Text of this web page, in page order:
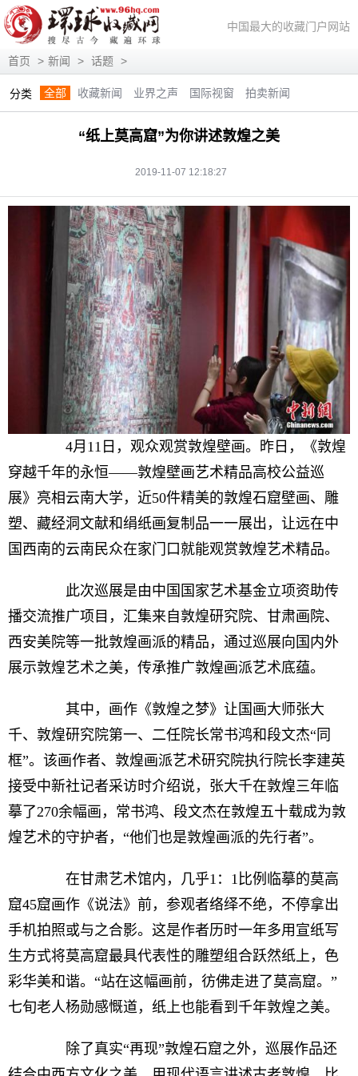
中国最大的收藏门户网站
首页 > 新闻 > 话题 >
分类 全部 收藏新闻 业界之声 国际视窗
拍卖新闻
展会信息
艺术投资 人物访谈 评论观察
视频访谈
藏趣逸闻
艺术评论 快讯 滚动 动态
“纸上莫高窟”为你讲述敦煌之美
2019-11-07 12:18:27
4月11日，观众观赏敦煌壁画。昨日，《敦煌
穿越千年的永恒——敦煌壁画艺术精品高校公益巡
展》亮相云南大学，近50件精美的敦煌石窟壁画、雕
塑、藏经洞文献和绢纸画复制品一一展出，让远在中
国西南的云南民众在家门口就能观赏敦煌艺术精品。
此次巡展是由中国国家艺术基金立项资助传
播交流推广项目，汇集来自敦煌研究院、甘肃画院、
西安美院等一批敦煌画派的精品，通过巡展向国内外
展示敦煌艺术之美，传承推广敦煌画派艺术底蕴。
其中，画作《敦煌之梦》让国画大师张大
千、敦煌研究院第一、二任院长常书鸿和段文杰“同
框”。该画作者、敦煌画派艺术研究院执行院长李建英
接受中新社记者采访时介绍说，张大千在敦煌三年临
摹了270余幅画，常书鸿、段文杰在敦煌五十载成为敦
煌艺术的守护者，“他们也是敦煌画派的先行者”。
在甘肃艺术馆内，几乎1：1比例临摹的莫高
窟45窟画作《说法》前，参观者络绎不绝，不停拿出
手机拍照或与之合影。这是作者历时一年多用宣纸写
生方式将莫高窟最具代表性的雕塑组合跃然纸上，色
彩华美和谐。“站在这幅画前，彷佛走进了莫高窟。”
七旬老人杨勋感慨道，纸上也能看到千年敦煌之美。
除了真实“再现”敦煌石窟之外，巡展作品还